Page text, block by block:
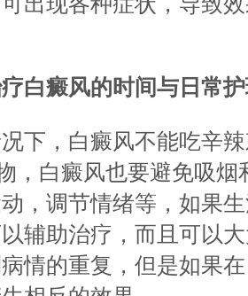
癜风的时间与日常护
，白癜风不能吃辛辣
，白癜风也要避免吸烟
，调节情绪等，如果
辅助治疗，而且可以
情的重复，但是如果